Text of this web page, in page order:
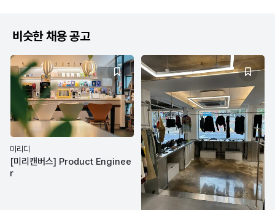
비슷한 채용 공고
미리디
[미리캔버스] Product Enginee
r